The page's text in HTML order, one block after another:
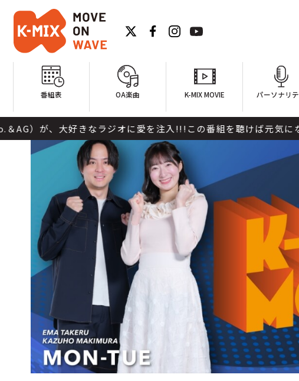
番組表 OA楽曲 K-MIX MOVIE パーソナリ
なラジオに愛を注入!!!この番組を聴けば元気になる!!!ちょ